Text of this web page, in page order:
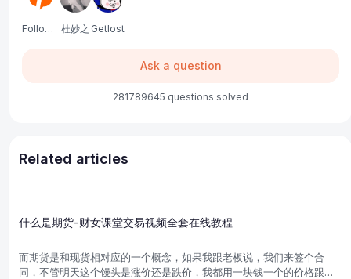
Followme中文服务 杜妙之 Getlost
Ask a question
281789645 questions solved
Related articles
什么是期货-财女课堂交易视频全套在线教程
而期货是和现货相对应的一个概念，如果我跟老板说，我们来签个合
同，不管明天这个馒头是涨价还是跌价，我都用一块钱一个的价格跟你